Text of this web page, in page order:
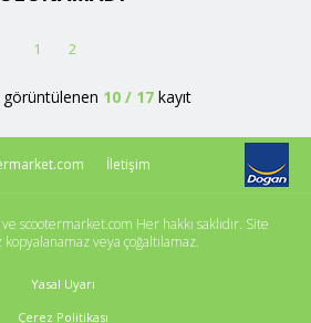
1 2
10/ 17kayıt
İletişim
scootermarket.com Her hakkı saklıdır. Site
veya çoğaltılamaz.
Yasal Uyarı
Çerez Politikası